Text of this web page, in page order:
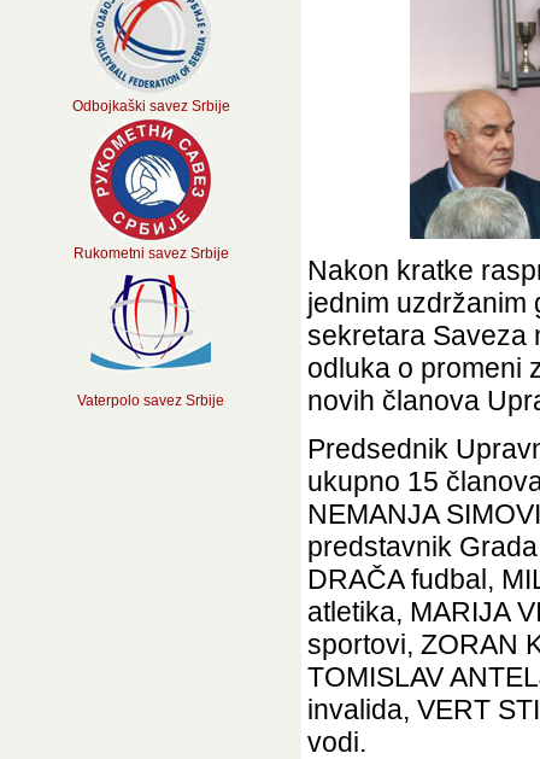
Odbojkaški savez Srbije
Rukometni savez Srbije
Vaterpolo savez Srbije
Nakon kratke
jednim uzdržanim
sekretara Saveza
odluka o promeni
novih članova
Predsednik
ukupno 15
NEMANJA
predstavnik
DRAČA fudbal,
atletika, MARIJA
sportovi, ZORAN
TOMISLAV
invalida, VERT
vodi.